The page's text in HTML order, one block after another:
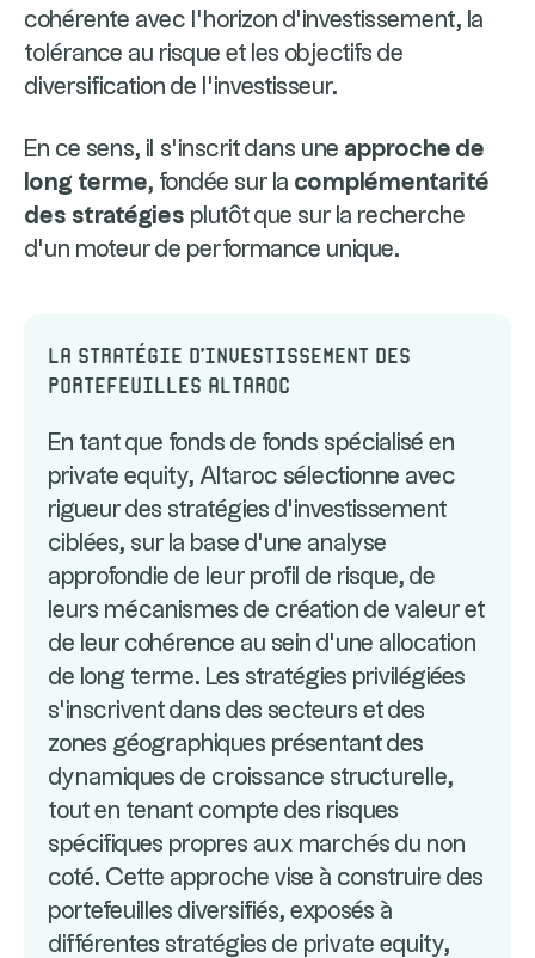
cohérente avec l’horizon d’investissement, la
tolérance au risque et les objectifs de
diversification de l’investisseur.
En ce sens, il s’inscrit dans une approche de
long terme, fondée sur la complémentarité
des stratégies plutôt que sur la recherche
d’un moteur de performance unique.
La stratégie d'investissement des
portefeuilles Altaroc
En tant que fonds de fonds spécialisé en
private equity, Altaroc sélectionne avec
rigueur des stratégies d’investissement
ciblées, sur la base d’une analyse
approfondie de leur profil de risque, de
leurs mécanismes de création de valeur et
de leur cohérence au sein d’une allocation
de long terme. Les stratégies privilégiées
s’inscrivent dans des secteurs et des
zones géographiques présentant des
dynamiques de croissance structurelle,
tout en tenant compte des risques
spécifiques propres aux marchés du non
coté. Cette approche vise à construire des
portefeuilles diversifiés, exposés à
différentes stratégies de private equity,